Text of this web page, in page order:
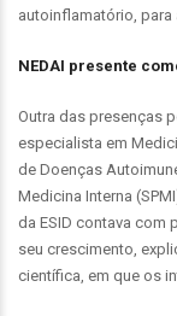
autoinflamatório, para
NEDAI presente
Outra das presenças
especialista em
de Doenças
Medicina Interna
da ESID contava com
seu crescimento,
científica, em que os